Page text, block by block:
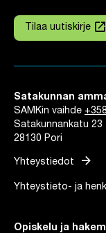
Tilaa uutiskirje
Linkkilaunch
Satakunnan
SAMKin vaihde
Satakunnankatu 23
28130 Pori
Yhteystiedot arrow_forward
Yhteystieto- ja
Opiskelu ja